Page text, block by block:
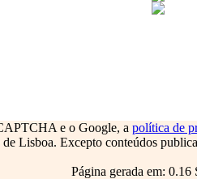
e o Google, a política de
Lisboa. Excepto conteúdos
Página gerada em: 0.16